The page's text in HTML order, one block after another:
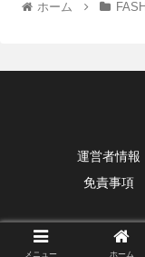
ホーム
運営者情報
免責事項
Copyright ©
メニュー ホーム